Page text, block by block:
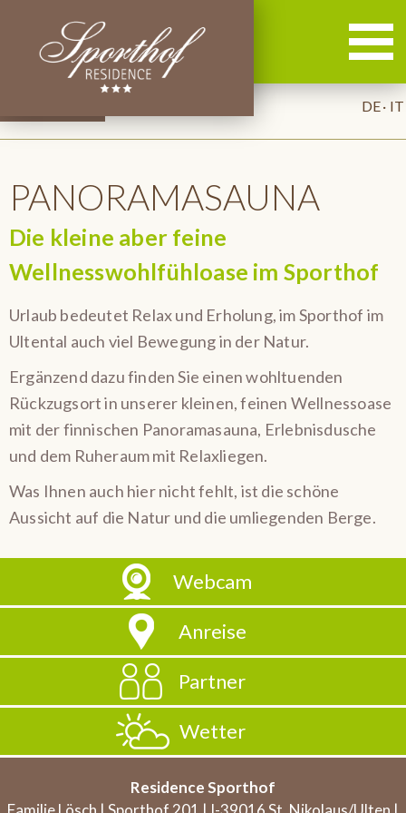
DE IT
PANORAMASAUNA
Die kleine aber feine
Wellnesswohlfühloase im Sporthof
Urlaub bedeutet Relax und Erholung, im Sporthof im
Ultental auch viel Bewegung in der Natur.
Ergänzend dazu finden Sie einen wohltuenden
Rückzugsort in unserer kleinen, feinen Wellnessoase
mit der finnischen Panoramasauna, Erlebnisdusche
und dem Ruheraum mit Relaxliegen.
Was Ihnen auch hier nicht fehlt, ist die schöne
Aussicht auf die Natur und die umliegenden Berge.
Webcam
Anreise
Partner
Wetter
Residence Sporthof